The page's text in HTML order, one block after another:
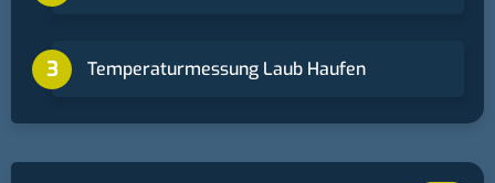
Temperaturmessung Laub Haufen